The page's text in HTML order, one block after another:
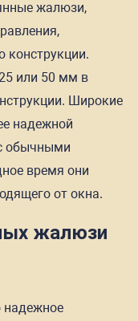
жалюзи,
или 50 мм в
Широкие
надежной
обычными
время они
от окна.
жалюзи
надежное